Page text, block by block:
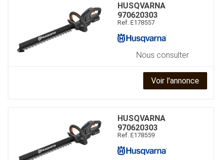
HUSQVARNA
970620303
Ref. E178557
Nous consulter
Voir l'annonce
HUSQVARNA
970620303
Ref. E178559